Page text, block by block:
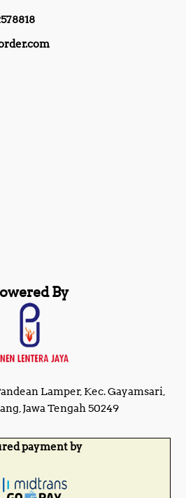
By
Lamper, Kec. Gayamsari,
Jawa Tengah 50249
payment by